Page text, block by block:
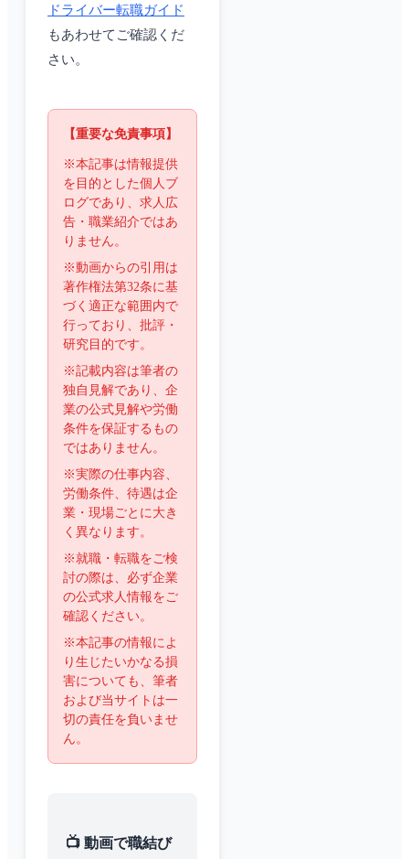
ドライバー転職ガイド
もあわせてご確認くだ
さい。
【重要な免責事項】
※本記事は情報提供
を目的とした個人ブ
ログであり、求人広
告・職業紹介ではあ
りません。
※動画からの引用は
著作権法第32条に基
づく適正な範囲内で
行っており、批評・
研究目的です。
※記載内容は筆者の
独自見解であり、企
業の公式見解や労働
条件を保証するもの
ではありません。
※実際の仕事内容、
労働条件、待遇は企
業・現場ごとに大き
く異なります。
※就職・転職をご検
討の際は、必ず企業
の公式求人情報をご
確認ください。
※本記事の情報によ
り生じたいかなる損
害についても、筆者
および当サイトは一
切の責任を負いませ
ん。
📺 動画で職結び